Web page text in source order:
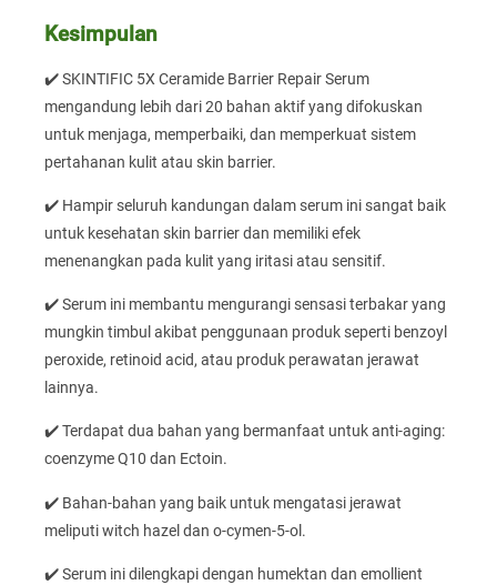
Kesimpulan
✔️ SKINTIFIC 5X Ceramide Barrier Repair Serum
mengandung lebih dari 20 bahan aktif yang difokuskan
untuk menjaga, memperbaiki, dan memperkuat sistem
pertahanan kulit atau skin barrier.
✔️ Hampir seluruh kandungan dalam serum ini sangat baik
untuk kesehatan skin barrier dan memiliki efek
menenangkan pada kulit yang iritasi atau sensitif.
✔️ Serum ini membantu mengurangi sensasi terbakar yang
mungkin timbul akibat penggunaan produk seperti benzoyl
peroxide, retinoid acid, atau produk perawatan jerawat
lainnya.
✔️ Terdapat dua bahan yang bermanfaat untuk anti-aging:
coenzyme Q10 dan Ectoin.
✔️ Bahan-bahan yang baik untuk mengatasi jerawat
meliputi witch hazel dan o-cymen-5-ol.
✔️ Serum ini dilengkapi dengan humektan dan emollient